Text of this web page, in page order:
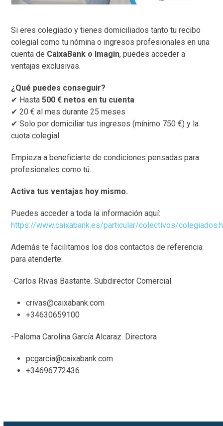
Si eres colegiado y tienes domiciliados tanto tu recibo
colegial como tu nómina o ingresos profesionales en una
cuenta de CaixaBank o Imagin, puedes acceder a
ventajas exclusivas.
¿Qué puedes conseguir?
✔ Hasta500 € netos en tu cuenta
✔ 20 € al mes durante 25 meses
✔ Solo por domiciliar tus ingresos (mínimo 750 €) y la
cuota colegial
Empieza a beneficiarte de condiciones pensadas para
profesionales como tú.
Activa tus ventajas hoy mismo.
Puedes acceder a toda la información aquí:
https://www.caixabank.es/particular/colectivos/
Además te facilitamos los dos contactos de referencia
para atenderte:
-Carlos Rivas Bastante. Subdirector Comercial
crivas@caixabank.com
+34630659100
-Paloma Carolina García Alcaraz. Directora
pcgarcia@caixabank.com
+34696772436